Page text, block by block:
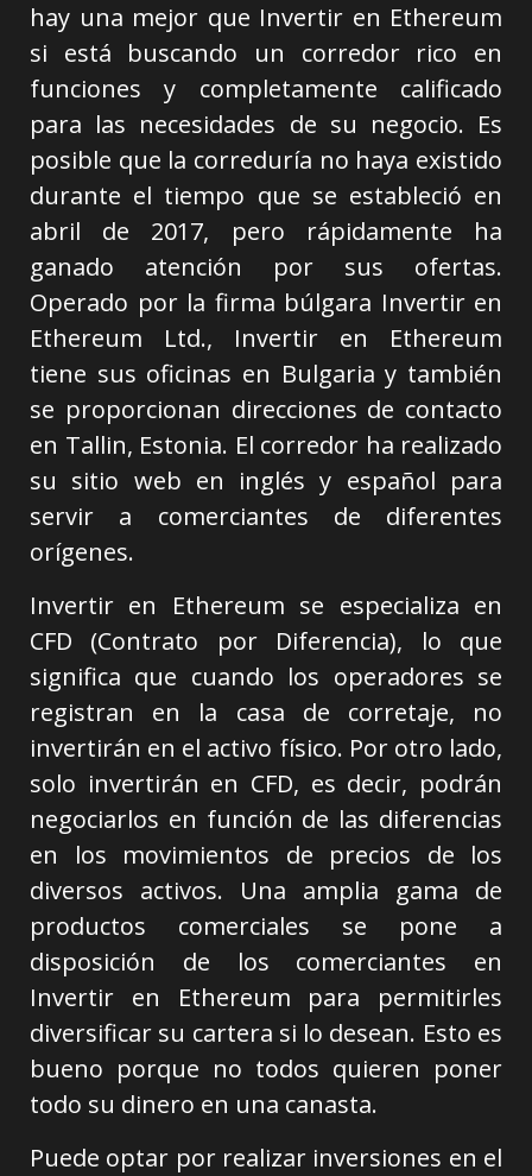
hay una mejor que Invertir en Ethereum
si está buscando un corredor rico en
funciones y completamente calificado
para las necesidades de su negocio. Es
posible que la correduría no haya existido
durante el tiempo que se estableció en
abril de 2017, pero rápidamente ha
ganado atención por sus ofertas.
Operado por la firma búlgara Invertir en
Ethereum Ltd., Invertir en Ethereum
tiene sus oficinas en Bulgaria y también
se proporcionan direcciones de contacto
en Tallin, Estonia. El corredor ha realizado
su sitio web en inglés y español para
servir a comerciantes de diferentes
orígenes.
Invertir en Ethereum se especializa en
CFD (Contrato por Diferencia), lo que
significa que cuando los operadores se
registran en la casa de corretaje, no
invertirán en el activo físico. Por otro lado,
solo invertirán en CFD, es decir, podrán
negociarlos en función de las diferencias
en los movimientos de precios de los
diversos activos. Una amplia gama de
productos comerciales se pone a
disposición de los comerciantes en
Invertir en Ethereum para permitirles
diversificar su cartera si lo desean. Esto es
bueno porque no todos quieren poner
todo su dinero en una canasta.
Puede optar por realizar inversiones en el